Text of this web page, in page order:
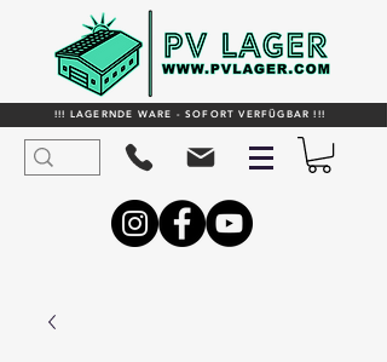
!!! LAGERNDE WARE - SOFORT VERFÜGBAR !!!